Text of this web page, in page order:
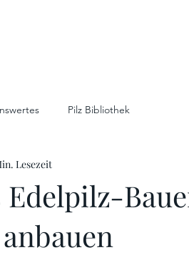
Pilz Bibliothek
Lesezeit